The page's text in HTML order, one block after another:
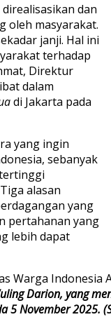
dan
oleh masyarakat.
janji. Hal ini
terhadap
Direktur
dalam
di Jakarta pada
yang ingin
sebanyak
alasan
yang
pertahanan yang
lebih dapat
Darion, yang
5 November 2025.